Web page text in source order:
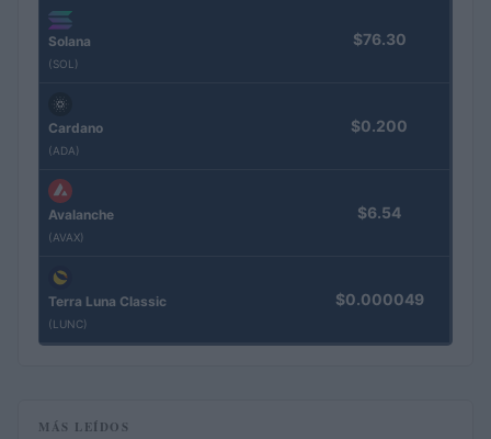
Solana
(SOL)
$76.30
Cardano
(ADA)
$0.200
Avalanche
(AVAX)
$6.54
Terra Luna Classic
(LUNC)
$0.000049
MÁS LEÍDOS